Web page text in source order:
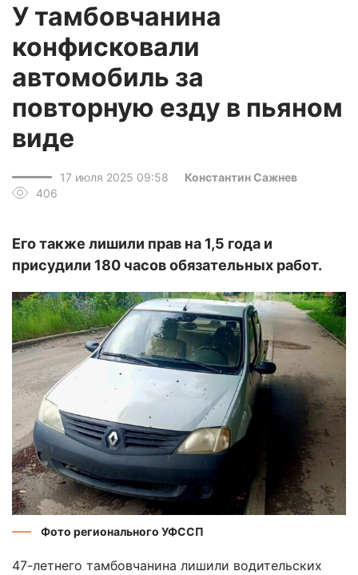
У тамбовчанина
конфисковали
автомобиль за
повторную езду в пьяном
виде
17 июля 2025 09:58
Константин Сажнев
406
Его также лишили прав на 1,5 года и
присудили 180 часов обязательных работ.
Фото регионального УФССП
47-летнего тамбовчанина лишили водительских